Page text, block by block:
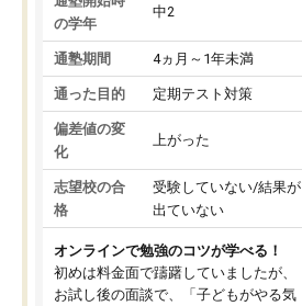
の学年
中2
通塾期間 4ヵ月～1年未満
通った目的 定期テスト対策
偏差値の変
化
上がった
志望校の合
格
受験していない/結果が
出ていない
オンラインで勉強のコツが学べる！
初めは料金面で躊躇していましたが、
お試し後の面談で、「子どもがやる気